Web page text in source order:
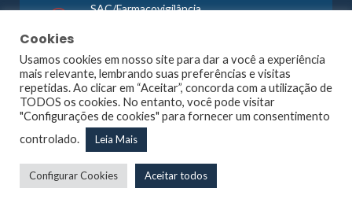
SAC/Farmacovigilância
©1965 - 2026 Todos os direitos reservados. Lafepe |
Wordpress Optimized byAgência Planner
Largo de Dois Irmãos, 1117, Dois Irmãos – Recife – PE |
CNPJ: 10.877.926/0001-13
Cookies
Usamos cookies em nosso site para dar a você a experiência
mais relevante, lembrando suas preferências e visitas
repetidas. Ao clicar em “Aceitar”, concorda com a utilização de
TODOS os cookies. No entanto, você pode visitar
"Configurações de cookies" para fornecer um consentimento
controlado.
Leia Mais
Configurar Cookies Aceitar todos